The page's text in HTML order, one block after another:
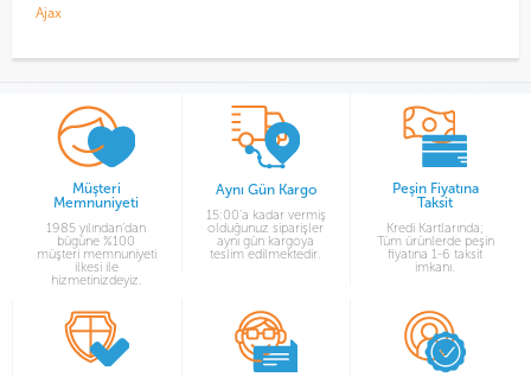
Ajax
Müşteri
Memnuniyeti
1985 yılından’dan
bügüne %100
müşteri memnuniyeti
ilkesi ile
hizmetinizdeyiz.
Aynı Gün Kargo
15:00’a kadar vermiş
olduğunuz siparişler
aynı gün kargoya
teslim edilmektedir.
Peşin Fiyatına
Taksit
Kredi Kartlarında;
Tüm ürünlerde peşin
fiyatına 1-6 taksit
imkanı.